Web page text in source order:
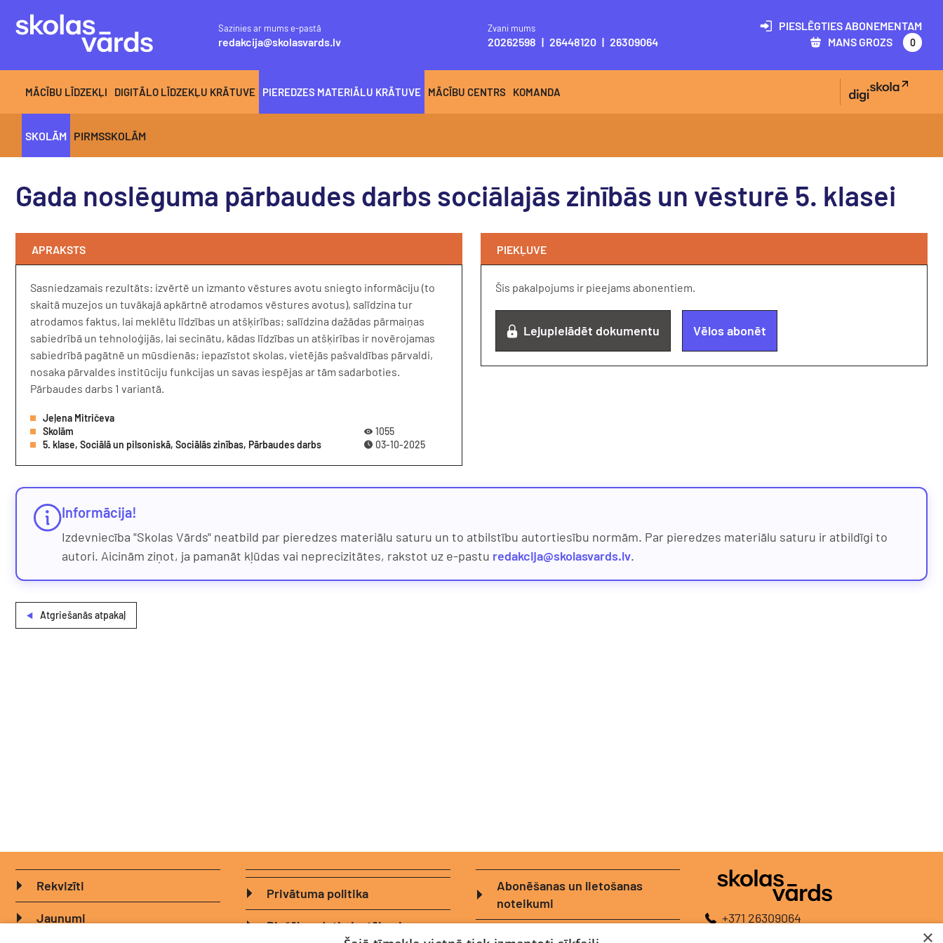
Sazinies ar mums e-pastā
redakcija@skolasvards.lv
Zvani mums
20262598 | 26448120 | 26309064
PIESLĒGTIES ABONEMENTAM
MANS GROZS
0
MĀCĪBU LĪDZEKĻI DIGITĀLO LĪDZEKĻU KRĀTUVE PIEREDZES MATERIĀLU KRĀTUVE MĀCĪBU CENTRS KOMANDA
SKOLĀM PIRMSSKOLĀM
Gada noslēguma pārbaudes darbs sociālajās zinībās un vēsturē 5. klasei
APRAKSTS
Sasniedzamais rezultāts: izvērtē un izmanto vēstures avotu sniegto informāciju (to
skaitā muzejos un tuvākajā apkārtnē atrodamos vēstures avotus), salīdzina tur
atrodamos faktus, lai meklētu līdzības un atšķirības; salīdzina dažādas pārmaiņas
sabiedrībā un tehnoloģijās, lai secinātu, kādas līdzības un atšķirības ir novērojamas
sabiedrībā pagātnē un mūsdienās; iepazīstot skolas, vietējās pašvaldības pārvaldi,
nosaka pārvaldes institūciju funkcijas un savas iespējas ar tām sadarboties.
Pārbaudes darbs 1 variantā.
Jeļena Mitričeva
Skolām
5. klase, Sociālā un pilsoniskā, Sociālās zinības, Pārbaudes darbs
1055
03-10-2025
PIEKĻUVE
Šis pakalpojums ir pieejams abonentiem.
Lejupielādēt dokumentu Vēlos abonēt
Informācija!
Izdevniecība "Skolas Vārds" neatbild par pieredzes materiālu saturu un to atbilstību autortiesību normām. Par pieredzes materiālu saturu ir atbildīgi to
autori. Aicinām ziņot, ja pamanāt kļūdas vai neprecizitātes, rakstot uz e-pastu redakcija@skolasvards.lv.
Atgriešanās atpakaļ
Rekvizīti
Jaunumi
Privātuma politika
Biežāk uzdotie jautājumi
Abonēšanas un lietošanas
noteikumi
Logotipi
+371 26309064
×